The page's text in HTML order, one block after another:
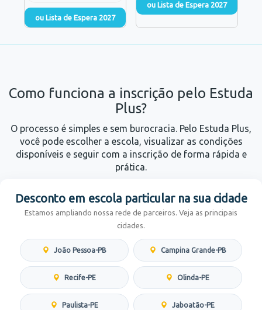
ou Lista de Espera 2027
ou Lista de Espera 2027
Como funciona a inscrição pelo Estuda
Plus?
O processo é simples e sem burocracia. Pelo Estuda Plus,
você pode escolher a escola, visualizar as condições
disponíveis e seguir com a inscrição de forma rápida e
prática.
Desconto em escola particular na sua cidade
Estamos ampliando nossa rede de parceiros. Veja as principais
cidades.
João Pessoa-PB Campina Grande-PB
Recife-PE Olinda-PE
Paulista-PE Jaboatão-PE